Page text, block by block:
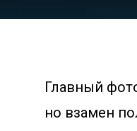
Главный
но взамен